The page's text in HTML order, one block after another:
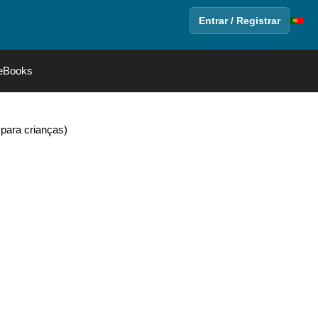
Entrar / Registrar
crianças)